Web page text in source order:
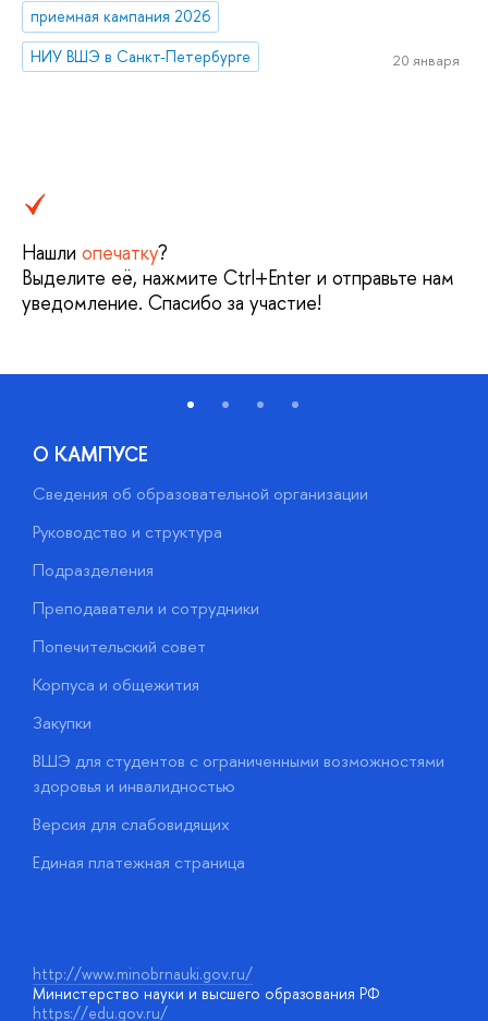
приемная кампания 2026
НИУ ВШЭ в Санкт-Петербурге
20 января
Нашли опечатку?
Выделите её, нажмите Ctrl+Enter и отправьте нам
уведомление. Спасибо за участие!
О КАМПУСЕ
Сведения об образовательной организации
Руководство и структура
Подразделения
Преподаватели и сотрудники
Попечительский совет
Корпуса и общежития
Закупки
ВШЭ для студентов с ограниченными возможностями
здоровья и инвалидностью
Версия для слабовидящих
Единая платежная страница
http://www.minobrnauki.gov.ru/
Министерство науки и высшего образования РФ
https://edu.gov.ru/